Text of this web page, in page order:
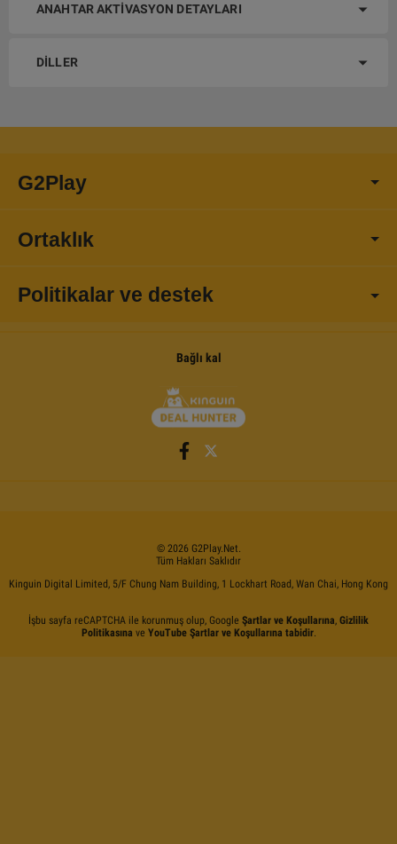
ANAHTAR AKTIVASYON DETAYLARI
DILLER
G2Play
Ortaklık
Politikalar ve destek
Bağlı kal
© 2026 G2Play.net.
Tüm Hakları Saklıdır
Kinguin Digital Limited, 5/F Chung Nam Building, 1 Lockhart Road, Wan Chai, Hong Kong
İşbu sayfa reCAPTCHA ile korunmuş olup, Google Şartlar ve Koşullarına, Gizlilik
Politikasına ve YouTube Şartlar ve Koşullarına tabidir.